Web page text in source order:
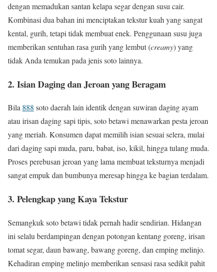
dengan memadukan santan kelapa segar dengan susu cair.
Kombinasi dua bahan ini menciptakan tekstur kuah yang sangat
kental, gurih, tetapi tidak membuat enek. Penggunaan susu juga
memberikan sentuhan rasa gurih yang lembut (creamy) yang
tidak Anda temukan pada jenis soto lainnya.
2. Isian Daging dan Jeroan yang Beragam
Bila 888 soto daerah lain identik dengan suwiran daging ayam
atau irisan daging sapi tipis, soto betawi menawarkan pesta jeroan
yang meriah. Konsumen dapat memilih isian sesuai selera, mulai
dari daging sapi muda, paru, babat, iso, kikil, hingga tulang muda.
Proses perebusan jeroan yang lama membuat teksturnya menjadi
sangat empuk dan bumbunya meresap hingga ke bagian terdalam.
3. Pelengkap yang Kaya Tekstur
Semangkuk soto betawi tidak pernah hadir sendirian. Hidangan
ini selalu berdampingan dengan potongan kentang goreng, irisan
tomat segar, daun bawang, bawang goreng, dan emping melinjo.
Kehadiran emping melinjo memberikan sensasi rasa sedikit pahit